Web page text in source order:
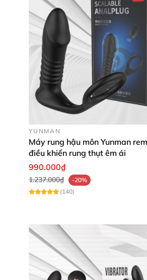
YUNMAN
Máy rung hậu môn Yunman
điều khiển rung thụt êm ái
990.000₫
1.237.000₫
-20%
(140)